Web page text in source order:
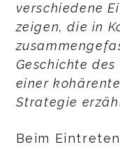
verschiedene
zeigen, die in
Geschichte
einer
Strategie
Beim